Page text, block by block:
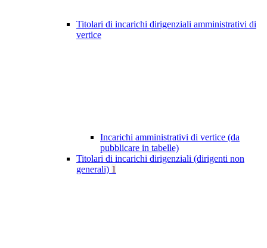
Titolari di incarichi dirigenziali amministrativi di
vertice
Incarichi amministrativi di vertice (da
pubblicare in tabelle)
Titolari di incarichi dirigenziali (dirigenti non
generali) 1